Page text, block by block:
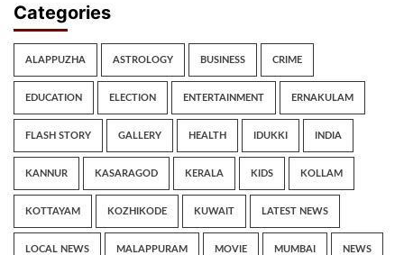
Categories
ALAPPUZHA ASTROLOGY BUSINESS CRIME
EDUCATION ELECTION ENTERTAINMENT ERNAKULAM
FLASH STORY GALLERY HEALTH IDUKKI INDIA
KANNUR KASARAGOD KERALA KIDS KOLLAM
KOTTAYAM KOZHIKODE KUWAIT LATEST NEWS
LOCAL NEWS MALAPPURAM MOVIE MUMBAI NEWS